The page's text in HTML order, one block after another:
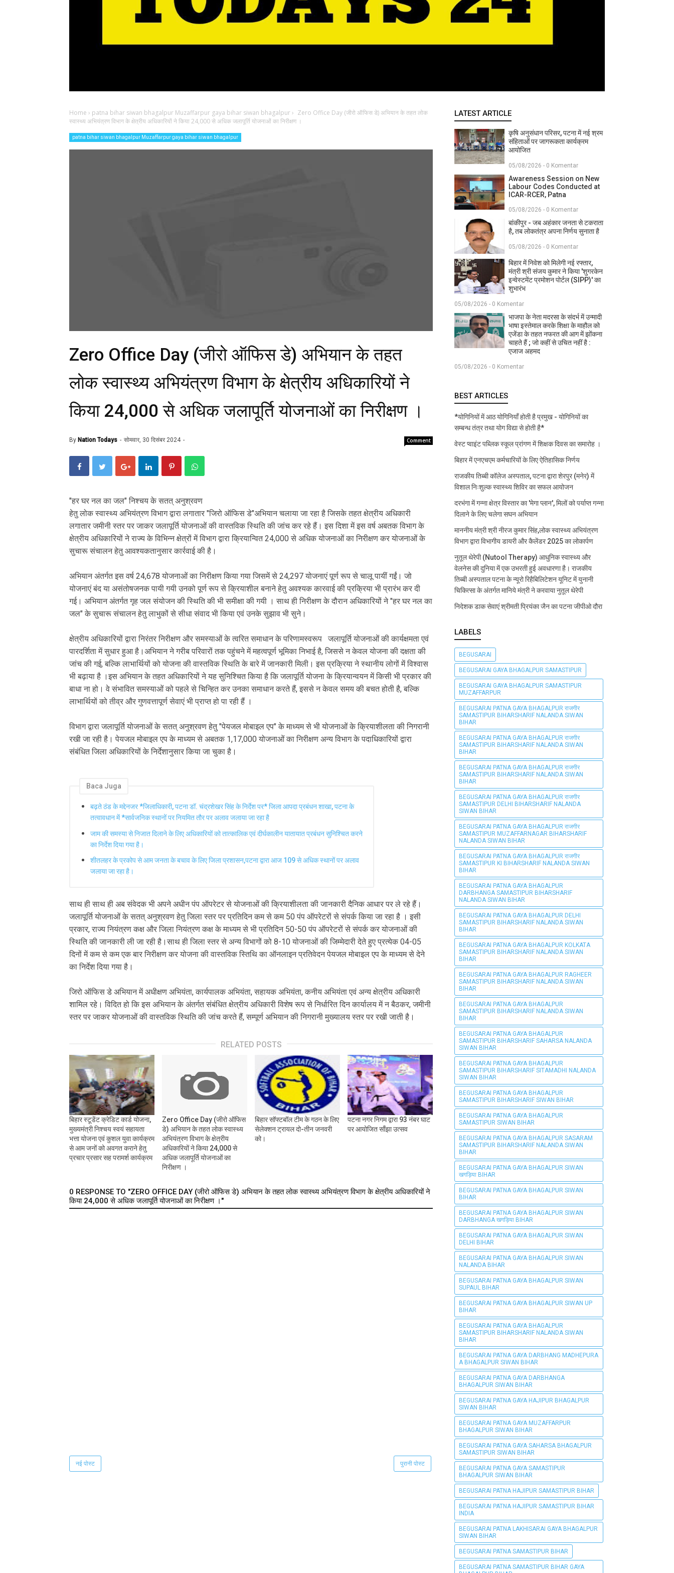
Home › patna bihar siwan bhagalpur Muzaffarpur gaya bihar siwan bhagalpur› Zero Office Day (जीरो ऑफिस डे) अभियान के तहत लोक
स्वास्थ्य अभियंत्रण विभाग के क्षेत्रीय अधिकारियों ने किया 24,000 से अधिक जलापूर्ति योजनाओं का निरीक्षण ।
patna bihar siwan bhagalpur Muzaffarpur gaya bihar siwan bhagalpur
Zero Office Day (जीरो ऑफिस डे) अभियान के तहत
लोक स्वास्थ्य अभियंत्रण विभाग के क्षेत्रीय अधिकारियों ने
किया 24,000 से अधिक जलापूर्ति योजनाओं का निरीक्षण ।
By Nation Todays सोमवार, 30 दिसंबर 2024 Comment
"हर घर नल का जल" निश्चय के सतत् अनुश्रवण
हेतु लोक स्वास्थ्य अभियंत्रण विभाग द्वारा लगातार "जिरो ऑफिस डे"अभियान चलाया जा रहा है जिसके तहत क्षेत्रीय अधिकारी
लगातार जमीनी स्तर पर जाकर जलापूर्ति योजनाओं की वास्तविक स्थिति की जांच कर रहे हैं। इस दिशा में इस वर्ष अबतक विभाग के
क्षेत्रीय अधिकारियों ने राज्य के विभिन्न क्षेत्रों में विभाग द्वारा क्रियान्वित 24,000 से अधिक योजनाओं का निरीक्षण कर योजनाओं के
सुचारू संचालन हेतु आवश्यकतानुसार कार्रवाई की है।
अभियान अंतर्गत इस वर्ष 24,678 योजनाओं का निरीक्षण किया गया जिसमें से 24,297 योजनाएं पूर्ण रूप से चालू पायीं गईं। जो
योजनाएं बंद या असंतोषजनक पायी गयी उनको पूर्ण रूप से क्रियाशील बनाने हेतु अवश्यक कारवाई की प्रक्रिया भी प्रारंभ कर दी
गई। अभियान अंतर्गत गृह जल संयोजन की स्थिति की भी समीक्षा की गयी । साथ ही निरीक्षण के दौरान अधिकारियों ने "हर घर नल का
जल" के सुचारू संचालन हेतु लाभुकों से सीधा संवाद भी किया एवं उनके सुझाव भी सुने।
क्षेत्रीय अधिकारियों द्वारा निरंतर निरीक्षण और समस्याओं के त्वरित समाधान के परिणामस्वरूप जलापूर्ति योजनाओं की कार्यक्षमता एवं
पारदर्शिता में सुधार हुआ है।अभियान ने गरीब परिवारों तक पहुंचने में महत्वपूर्ण भूमिका निभाई है, जिससे न केवल योजना की दक्षता की
जांच की गई, बल्कि लाभार्थियों को योजना की वास्तविक स्थिति के बारे में जानकारी मिली। इस प्रक्रिया ने स्थानीय लोगों में विश्वास
भी बढ़ाया है ।इस अभियान के तहत अधिकारियों ने यह सुनिश्चित किया है कि जलापूर्ति योजना के क्रियान्वयन में किसी भी प्रकार की
बाधा ना हो। वे संभावित समस्याओं को पहले से चिन्हित कर उनका समाधान करते हैं, इससे न केवल समय की बचत होती है, बल्कि
लाभार्थियों को तीव्र और गुणवत्तापूर्ण सेवाएं भी प्राप्त हो पा रही हैं ।
विभाग द्वारा जलापूर्ति योजनाओं के सतत् अनुश्रवण हेतु "पेयजल मोबाइल एप" के माध्यम से भी योजनाओं के क्रियाशीलता की निगरानी
रखी जा रही है। पेयजल मोबाइल एप के माध्यम से अबतक 1,17,000 योजनाओं का निरीक्षण अन्य विभाग के पदाधिकारियों द्वारा
संबंधित जिला अधिकारियों के निर्देशानुसार किया जा चुका है।
Baca Juga
बढ़ते ठंड के मद्देनजर *जिलाधिकारी, पटना डॉ. चंद्रशेखर सिंह के निर्देश पर* जिला आपदा प्रबंधन शाखा, पटना के
तत्वावधान में *सार्वजनिक स्थानों पर नियमित तौर पर अलाव जलाया जा रहा है
जाम की समस्या से निजात दिलाने के लिए अधिकारियों को तात्कालिक एवं दीर्घकालीन यातायात प्रबंधन सुनिश्चित करने
का निर्देश दिया गया है।
शीतलहर के प्रकोप से आम जनता के बचाव के लिए जिला प्रशासन,पटना द्वारा आज 109 से अधिक स्थानों पर अलाव
जलाया जा रहा है।
साथ ही साथ ही अब संवेदक भी अपने अधीन पंप ऑपरेटर से योजनाओं की क्रियाशीलता की जानकारी दैनिक आधार पर ले रहे हैं।
जलापूर्ति योजनाओं के सतत् अनुश्रवण हेतु जिला स्तर पर प्रतिदिन कम से कम 50 पंप ऑपरेटरों से संपर्क किया जा रहा है । इसी
प्रकार, राज्य नियंत्रण कक्ष और जिला नियंत्रण कक्ष के माध्यम से भी प्रतिदिन 50-50 पंप ऑपरेटरों से संपर्क कर योजनाओं की
स्थिति की जानकारी ली जा रही है।साथ ही जिला स्तर से अन्य विभागों को 8-10 योजनाओं की जिम्मेदारी देते हुए प्रत्येक 04-05
दिनों में कम से कम एक बार निरीक्षण कर योजना की वास्तविक स्तिथि का ऑनलाइन प्रतिवेदन पेयजल मोबाइल एप के माध्यम से देने
का निर्देश दिया गया है।
जिरो ऑफिस डे अभियान में अधीक्षण अभियंता, कार्यपालक अभियंता, सहायक अभियंता, कनीय अभियंता एवं अन्य क्षेत्रीय अधिकारी
शामिल रहे। विदित हो कि इस अभियान के अंतर्गत संबंधित क्षेत्रीय अधिकारी विशेष रूप से निर्धारित दिन कार्यालय में न बैठकर, जमीनी
स्तर पर जाकर योजनाओं की वास्तविक स्थिति की जांच करते हैं, सम्पूर्ण अभियान की निगरानी मुख्यालय स्तर पर रखी जाती है।
RELATED POSTS
बिहार स्टूडेंट क्रेडिट कार्ड योजना,
मुख्यमंत्री निश्चय स्वयं सहायता
भत्ता योजना एवं कुशल युवा कार्यक्रम
से आम जनों को अवगत कराने हेतु
प्रचार प्रसार सह परामर्श कार्यक्रम
Zero Office Day (जीरो ऑफिस
डे) अभियान के तहत लोक स्वास्थ्य
अभियंत्रण विभाग के क्षेत्रीय
अधिकारियों ने किया 24,000 से
अधिक जलापूर्ति योजनाओं का
निरीक्षण ।
बिहार सॉफ्टबॉल टीम के गठन के लिए
सेलेक्शन ट्रायल दो-तीन जनवरी
को।
पटना नगर निगम द्वारा 93 नंबर घाट
पर आयोजित साँझा उत्सव
0 RESPONSE TO "ZERO OFFICE DAY (जीरो ऑफिस डे) अभियान के तहत लोक स्वास्थ्य अभियंत्रण विभाग के क्षेत्रीय अधिकारियों ने
किया 24,000 से अधिक जलापूर्ति योजनाओं का निरीक्षण ।"
नई पोस्ट पुरानी पोस्ट
LATEST ARTICLE
कृषि अनुसंधान परिसर, पटना में नई श्रम
संहिताओं पर जागरूकता कार्यक्रम
आयोजित
05/08/2026 - 0 Komentar
Awareness Session on New
Labour Codes Conducted at
ICAR-RCER, Patna
05/08/2026 - 0 Komentar
बांकीपुर - जब अहंकार जनता से टकराता
है, तब लोकतंत्र अपना निर्णय सुनाता है
05/08/2026 - 0 Komentar
बिहार में निवेश को मिलेगी नई रफ्तार,
मंत्री श्री संजय कुमार ने किया 'शुगरकेन
इन्वेस्टमेंट प्रमोशन पोर्टल (SIPP)' का
शुभारंभ
05/08/2026 - 0 Komentar
भाजपा के नेता मदरसा के संदर्भ में उन्मादी
भाषा इस्तेमाल करके शिक्षा के माहौल को
एजेंडा के तहत नफरत की आग में झोंकना
चाहते हैं ; जो कहीं से उचित नहीं है :
एजाज अहमद
05/08/2026 - 0 Komentar
BEST ARTICLES
*योगिनियों में आठ योगिनियाँ होती है प्रमुख - योगिनियों का
सम्बन्ध तंत्र तथा योग विद्या से होती है*
वेस्ट प्वाइंट पब्लिक स्कूल प्रांगण में शिक्षक दिवस का समारोह ।
बिहार में एनएचएम कर्मचारियों के लिए ऐतिहासिक निर्णय
राजकीय तिब्बी कॉलेज अस्पताल, पटना द्वारा शेरपुर (मनेर) में
विशाल निःशुल्क स्वास्थ्य शिविर का सफल आयोजन
दरभंगा में गन्ना क्षेत्र विस्तार का 'मेगा प्लान', मिलों को पर्याप्त गन्ना
दिलाने के लिए चलेगा सघन अभियान
माननीय मंत्री श्री नीरज कुमार सिंह,लोक स्वास्थ्य अभियंत्रण
विभाग द्वारा विभागीय डायरी और कैलेंडर 2025 का लोकार्पण
नुतूल थेरेपी (Nutool Therapy) आधुनिक स्वास्थ्य और
वेलनेस की दुनिया में एक उभरती हुई अवधारणा है। राजकीय
तिब्बी अस्पताल पटना के न्यूरो रिहैबिलिटेशन यूनिट में युनानी
चिकित्सा के अंतर्गत मानिये मंत्री ने करवाया नुतूल थेरेपी
निदेशक डाक सेवाएं श्रीमती प्रियंका जैन का पटना जीपीओ दौरा
LABELS
BEGUSARAI
BEGUSARAI GAYA BHAGALPUR SAMASTIPUR
BEGUSARAI GAYA BHAGALPUR SAMASTIPUR
MUZAFFARPUR
BEGUSARAI PATNA GAYA BHAGALPUR राजगीर
SAMASTIPUR BIHARSHARIF NALANDA SIWAN
BIHAR
BEGUSARAI PATNA GAYA BHAGALPUR राजगीर
SAMASTIPUR BIHARSHARIF NALANDA SIWAN
BIHAR
BEGUSARAI PATNA GAYA BHAGALPUR राजगीर
SAMASTIPUR BIHARSHARIF NALANDA SIWAN
BIHAR
BEGUSARAI PATNA GAYA BHAGALPUR राजगीर
SAMASTIPUR DELHI BIHARSHARIF NALANDA
SIWAN BIHAR
BEGUSARAI PATNA GAYA BHAGALPUR राजगीर
SAMASTIPUR MUZAFFARNAGAR BIHARSHARIF
NALANDA SIWAN BIHAR
BEGUSARAI PATNA GAYA BHAGALPUR राजगीर
SAMASTIPUR KI BIHARSHARIF NALANDA SIWAN
BIHAR
BEGUSARAI PATNA GAYA BHAGALPUR
DARBHANGA SAMASTIPUR BIHARSHARIF
NALANDA SIWAN BIHAR
BEGUSARAI PATNA GAYA BHAGALPUR DELHI
SAMASTIPUR BIHARSHARIF NALANDA SIWAN
BIHAR
BEGUSARAI PATNA GAYA BHAGALPUR KOLKATA
SAMASTIPUR BIHARSHARIF NALANDA SIWAN
BIHAR
BEGUSARAI PATNA GAYA BHAGALPUR RAGHEER
SAMASTIPUR BIHARSHARIF NALANDA SIWAN
BIHAR
BEGUSARAI PATNA GAYA BHAGALPUR
SAMASTIPUR BIHARSHARIF NALANDA SIWAN
BIHAR
BEGUSARAI PATNA GAYA BHAGALPUR
SAMASTIPUR BIHARSHARIF SAHARSA NALANDA
SIWAN BIHAR
BEGUSARAI PATNA GAYA BHAGALPUR
SAMASTIPUR BIHARSHARIF SITAMADHI NALANDA
SIWAN BIHAR
BEGUSARAI PATNA GAYA BHAGALPUR
SAMASTIPUR BIHARSHARIF SIWAN BIHAR
BEGUSARAI PATNA GAYA BHAGALPUR
SAMASTIPUR SIWAN BIHAR
BEGUSARAI PATNA GAYA BHAGALPUR SASARAM
SAMASTIPUR BIHARSHARIF NALANDA SIWAN
BIHAR
BEGUSARAI PATNA GAYA BHAGALPUR SIWAN
खगड़िया BIHAR
BEGUSARAI PATNA GAYA BHAGALPUR SIWAN
BIHAR
BEGUSARAI PATNA GAYA BHAGALPUR SIWAN
DARBHANGA खगड़िया BIHAR
BEGUSARAI PATNA GAYA BHAGALPUR SIWAN
DELHI BIHAR
BEGUSARAI PATNA GAYA BHAGALPUR SIWAN
NALANDA BIHAR
BEGUSARAI PATNA GAYA BHAGALPUR SIWAN
SUPAUL BIHAR
BEGUSARAI PATNA GAYA BHAGALPUR SIWAN UP
BIHAR
BEGUSARAI PATNA GAYA BHAGALPUR
SAMASTIPUR BIHARSHARIF NALANDA SIWAN
BIHAR
BEGUSARAI PATNA GAYA DARBHANG MADHEPURA
A BHAGALPUR SIWAN BIHAR
BEGUSARAI PATNA GAYA DARBHANGA
BHAGALPUR SIWAN BIHAR
BEGUSARAI PATNA GAYA HAJIPUR BHAGALPUR
SIWAN BIHAR
BEGUSARAI PATNA GAYA MUZAFFARPUR
BHAGALPUR SIWAN BIHAR
BEGUSARAI PATNA GAYA SAHARSA BHAGALPUR
SAMASTIPUR SIWAN BIHAR
BEGUSARAI PATNA GAYA SAMASTIPUR
BHAGALPUR SIWAN BIHAR
BEGUSARAI PATNA HAJIPUR SAMASTIPUR BIHAR
BEGUSARAI PATNA HAJIPUR SAMASTIPUR BIHAR
INDIA
BEGUSARAI PATNA LAKHISARAI GAYA BHAGALPUR
SIWAN BIHAR
BEGUSARAI PATNA SAMASTIPUR BIHAR
BEGUSARAI PATNA SAMASTIPUR BIHAR GAYA